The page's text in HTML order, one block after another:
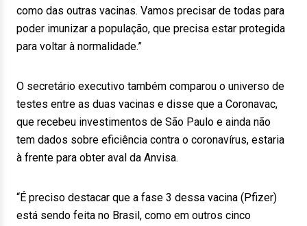
como das outras vacinas. Vamos precisar de todas para
poder imunizar a população, que precisa estar protegida
para voltar à normalidade.”
O secretário executivo também comparou o universo de
testes entre as duas vacinas e disse que a Coronavac,
que recebeu investimentos de São Paulo e ainda não
tem dados sobre eficiência contra o coronavírus, estaria
à frente para obter aval da Anvisa.
“É preciso destacar que a fase 3 dessa vacina (Pfizer)
está sendo feita no Brasil, como em outros cinco